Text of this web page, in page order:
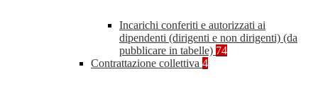
Incarichi conferiti e autorizzati ai
dipendenti (dirigenti e non dirigenti) (da
pubblicare in tabelle) 74
Contrattazione collettiva 4